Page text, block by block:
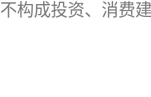
构成投资、消费